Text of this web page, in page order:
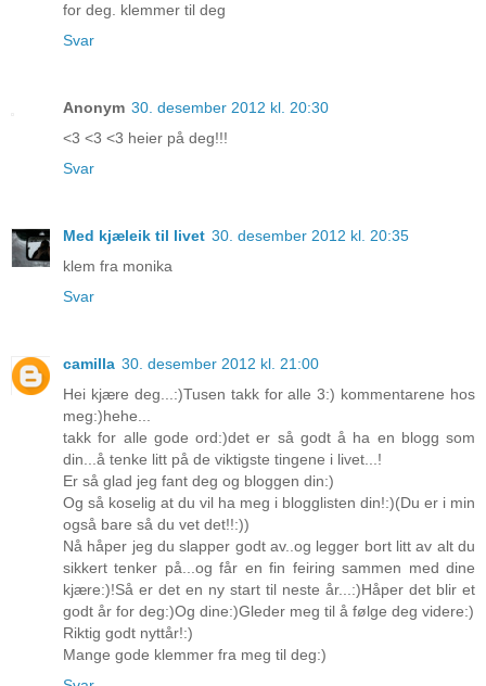
for deg. klemmer til deg
Svar
Anonym 30. desember 2012 kl. 20:30
<3 <3 <3 heier på deg!!!
Svar
Med kjæleik til livet 30. desember 2012 kl. 20:35
klem fra monika
Svar
camilla 30. desember 2012 kl. 21:00
Hei kjære deg...:)Tusen takk for alle 3:) kommentarene hos
meg:)hehe...
takk for alle gode ord:)det er så godt å ha en blogg som
din...å tenke litt på de viktigste tingene i livet...!
Er så glad jeg fant deg og bloggen din:)
Og så koselig at du vil ha meg i blogglisten din!:)(Du er i min
også bare så du vet det!!:))
Nå håper jeg du slapper godt av..og legger bort litt av alt du
sikkert tenker på...og får en fin feiring sammen med dine
kjære:)!Så er det en ny start til neste år...:)Håper det blir et
godt år for deg:)Og dine:)Gleder meg til å følge deg videre:)
Riktig godt nyttår!:)
Mange gode klemmer fra meg til deg:)